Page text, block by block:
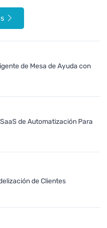
de Mesa de Ayuda con
de Automatización Para
de Clientes